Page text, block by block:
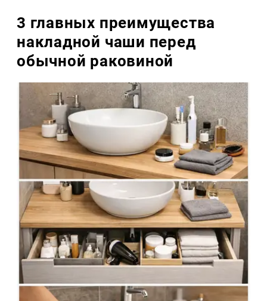
3 главных преимущества
накладной чаши перед
обычной раковиной